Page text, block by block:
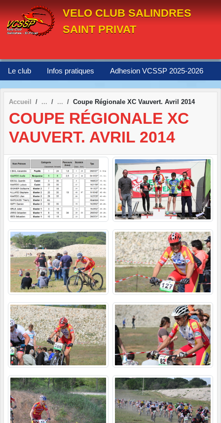
VELO CLUB SALINDRES
SAINT PRIVAT
Le club Infos pratiques Adhesion VCSSP 2025-2026
Accueil Coupe Régionale XC Vauvert. Avril 2014
COUPE RÉGIONALE XC
VAUVERT. AVRIL 2014
Panneau de gestion des cookies